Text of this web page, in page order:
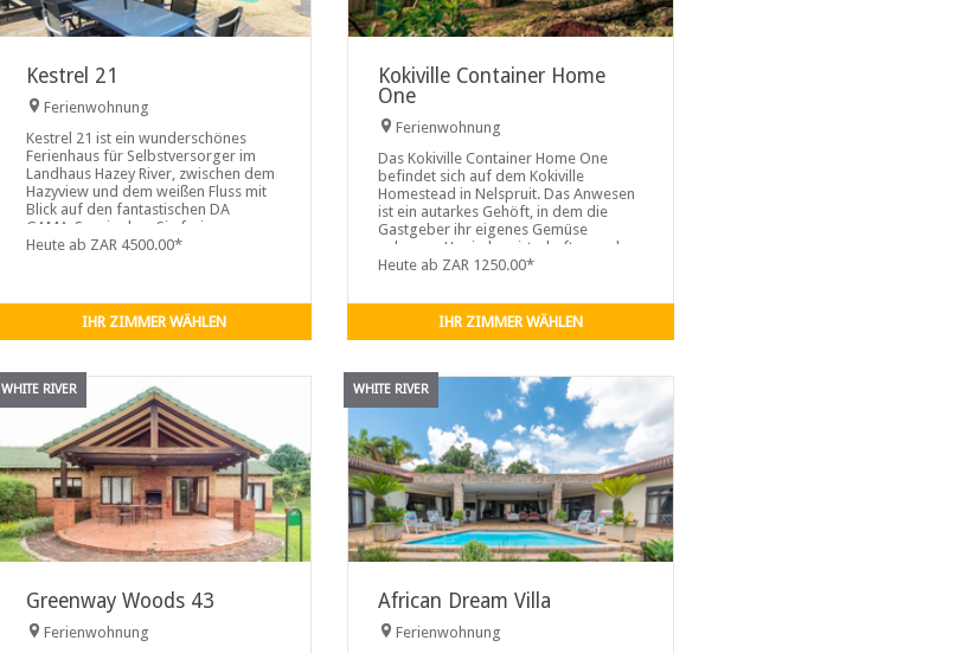
Kestrel 21
Ferienwohnung
Kestrel 21 ist ein wunderschönes
Ferienhaus für Selbstversorger im
Landhaus Hazey River, zwischen dem
Hazyview und dem weißen Fluss mit
Blick auf den fantastischen DA
GAMA-See, in dem Sie frei
schwimmen, fischen und paddeln
Heute ab ZAR 4500.00*
IHR ZIMMER WÄHLEN
Kokiville Container Home
One
Ferienwohnung
Das Kokiville Container Home One
befindet sich auf dem Kokiville
Homestead in Nelspruit. Das Anwesen
ist ein autarkes Gehöft, in dem die
Gastgeber ihr eigenes Gemüse
anbauen, Honig bewirtschaften und
Eier produzieren. Es verfügt über ein
Queensize-Bett, ein Badezimmer eine
Heute ab ZAR 1250.00*
IHR ZIMMER WÄHLEN
WHITE RIVER
Greenway Woods 43
Ferienwohnung
WHITE RIVER
African Dream Villa
Ferienwohnung